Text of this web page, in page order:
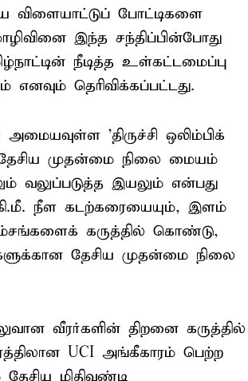
விளையாட்டுப் போட்டிகளை
இந்த சந்திப்பின்போது
நீடித்த உள்கட்டமைப்பு
தெரிவிக்கப்பட்டது.
'திருச்சி ஒலிம்பிக்
முதன்மை நிலை மையம்
வலுப்படுத்த இயலும் என்பது
கி.மீ. நீள கடற்கரையையும், இளம்
கருத்தில் கொண்டு,
தேசிய முதன்மை நிலை
வீரர்களின் திறனை கருத்தில்
UCI அங்கீகாரம் பெற்ற
மிதிவண்டி